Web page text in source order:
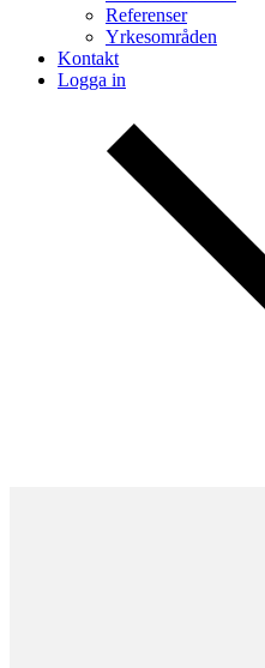
Referenser
Yrkesområden
Kontakt
Logga in